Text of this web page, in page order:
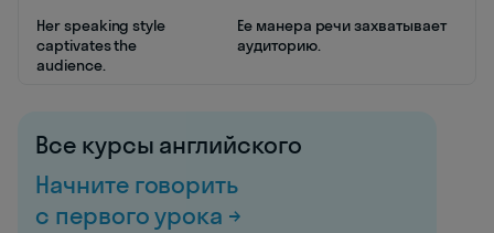
Her speaking style
captivates the
audience.
Ее манера речи захватывает
аудиторию.
Все курсы английского
Начните говорить
с первого урока →